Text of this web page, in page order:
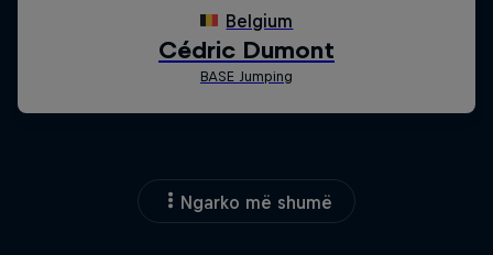
Ngarko më shumë